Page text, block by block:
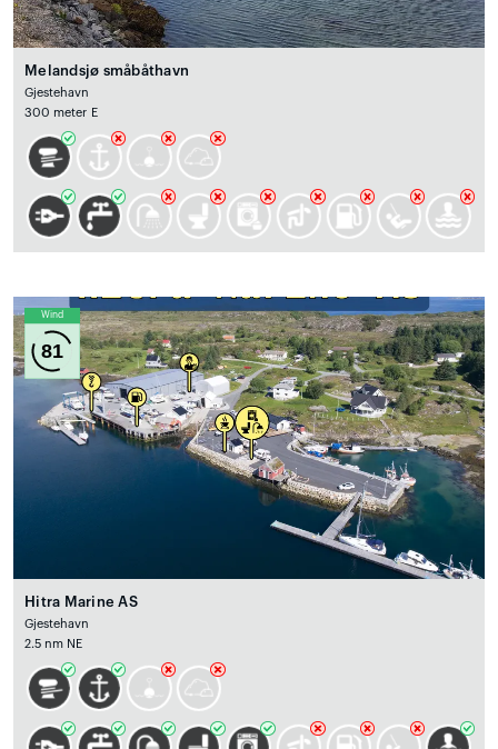
Melandsjø småbåthavn
Gjestehavn
300 meter E
Wind
81
Hitra Marine AS
Gjestehavn
2.5 nm NE